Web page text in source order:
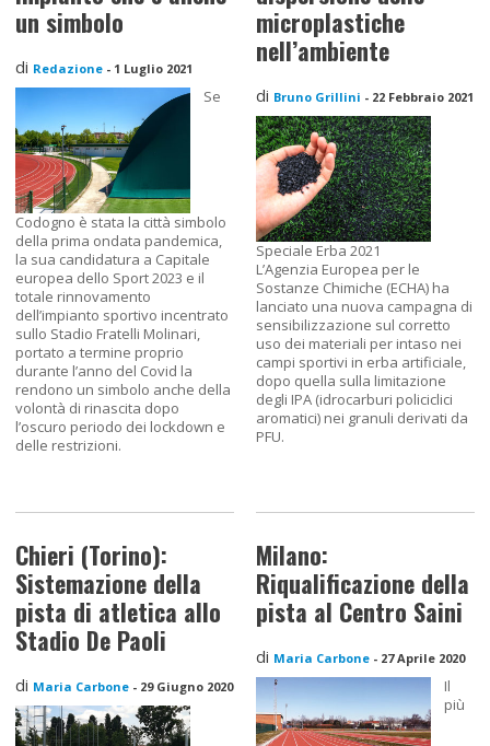
un simbolo
di Redazione - 1 Luglio 2021
Se
Codogno è stata la città simbolo
della prima ondata pandemica,
la sua candidatura a Capitale
europea dello Sport 2023 e il
totale rinnovamento
dell’impianto sportivo incentrato
sullo Stadio Fratelli Molinari,
portato a termine proprio
durante l’anno del Covid la
rendono un simbolo anche della
volontà di rinascita dopo
l’oscuro periodo dei lockdown e
delle restrizioni.
microplastiche
nell’ambiente
di Bruno Grillini - 22 Febbraio 2021
Speciale Erba 2021
L’Agenzia Europea per le
Sostanze Chimiche (ECHA) ha
lanciato una nuova campagna di
sensibilizzazione sul corretto
uso dei materiali per intaso nei
campi sportivi in erba artificiale,
dopo quella sulla limitazione
degli IPA (idrocarburi policiclici
aromatici) nei granuli derivati da
PFU.
Chieri (Torino):
Sistemazione della
pista di atletica allo
Stadio De Paoli
di Maria Carbone - 29 Giugno 2020
Milano:
Riqualificazione della
pista al Centro Saini
di Maria Carbone - 27 Aprile 2020
Il
più